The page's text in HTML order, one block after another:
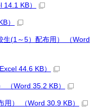
KB）
）
生(1～5）配布用） （Word
44.6 KB）
（Word 35.2 KB）
） （Word 30.9 KB）